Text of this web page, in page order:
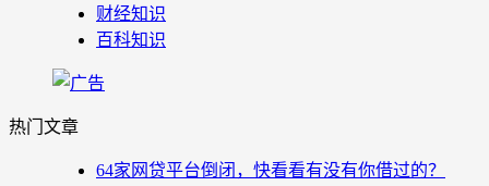
财经知识
百科知识
热门文章
64家网贷平台倒闭，快看看有没有你借过的？